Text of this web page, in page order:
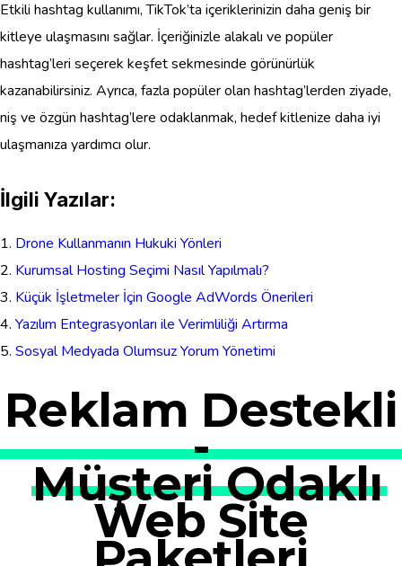
Etkili hashtag kullanımı, TikTok’ta içeriklerinizin daha geniş bir
kitleye ulaşmasını sağlar. İçeriğinizle alakalı ve popüler
hashtag’leri seçerek keşfet sekmesinde görünürlük
kazanabilirsiniz. Ayrıca, fazla popüler olan hashtag’lerden ziyade,
niş ve özgün hashtag’lere odaklanmak, hedef kitlenize daha iyi
ulaşmanıza yardımcı olur.
İlgili Yazılar:
Drone Kullanmanın Hukuki Yönleri
Kurumsal Hosting Seçimi Nasıl Yapılmalı?
Küçük İşletmeler İçin Google AdWords Önerileri
Yazılım Entegrasyonları ile Verimliliği Artırma
Sosyal Medyada Olumsuz Yorum Yönetimi
Reklam Destekli
-
Müşteri Odaklı
Web Site